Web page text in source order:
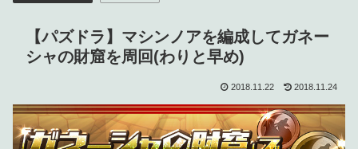
【パズドラ】マシンノアを編成してガネー
シャの財窟を周回(わりと早め)
2018.11.22 2018.11.24